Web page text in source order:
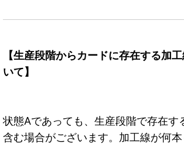
【生産段階からカードに存在する加
いて】
状態Aであっても、生産段階で存在す
含む場合がございます。加工線が何